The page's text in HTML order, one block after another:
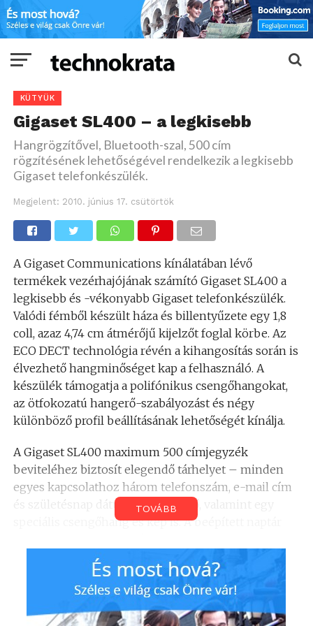
KÜTYÜK
Gigaset SL400 – a legkisebb
Hangrögzítővel, Bluetooth-szal, 500 cím
rögzítésének lehetőségével rendelkezik a legkisebb
Gigaset telefonkészülék.
Megjelent: 2010. június 17. csütörtök
A Gigaset Communications kínálatában lévő
termékek vezérhajójának számító Gigaset SL400 a
legkisebb és -vékonyabb Gigaset telefonkészülék.
Valódi fémből készült háza és billentyűzete egy 1,8
coll, azaz 4,74 cm átmérőjű kijelzőt foglal körbe. Az
ECO DECT technológia révén a kihangosítás során is
élvezhető hangminőséget kap a felhasználó. A
készülék támogatja a polifónikus csengőhangokat,
az ötfokozatú hangerő-szabályozást és négy
különböző profil beállításának lehetőségét kínálja.
A Gigaset SL400 maximum 500 címjegyzék
beviteléhez biztosít elegendő tárhelyet – minden
egyes kapcsolathoz három telefonszám, e-mail cím
és születésnap dátuma rendelhető, valamint egy
speciális csengőhang és kép is. A beépített naptár
határidőről sem feledkezzen meg a Gigaset SL400
tulajdonosa. Rezgőfunkcióval és természetesen
SMS-szolgáltatással is ellátták a készüléket.
TOVÁBB